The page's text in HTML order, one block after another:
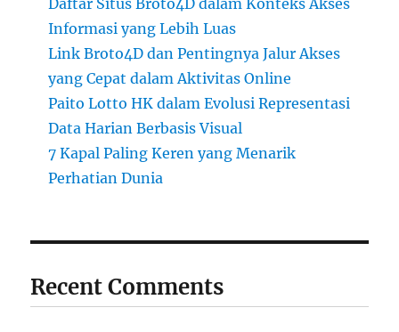
Daftar Situs Broto4D dalam Konteks Akses
Informasi yang Lebih Luas
Link Broto4D dan Pentingnya Jalur Akses
yang Cepat dalam Aktivitas Online
Paito Lotto HK dalam Evolusi Representasi
Data Harian Berbasis Visual
7 Kapal Paling Keren yang Menarik
Perhatian Dunia
Recent Comments